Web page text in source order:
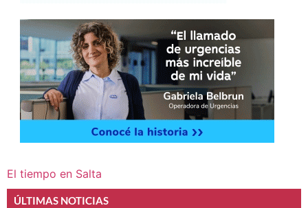
El tiempo en Salta
ÚLTIMAS NOTICIAS